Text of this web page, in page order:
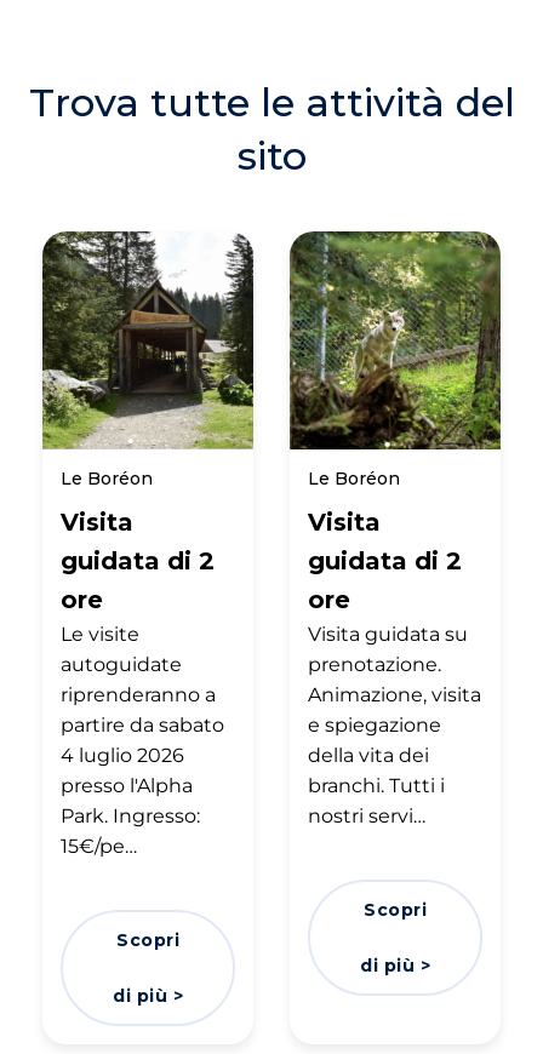
Trova tutte le attività del
sito
Le Boréon
Visita
guidata di 2
ore
Le visite
autoguidate
riprenderanno a
partire da sabato
4 luglio 2026
presso l'Alpha
Park. Ingresso:
15€/pe…
Scopri
di più >
Le Boréon
Visita
guidata di 2
ore
Visita guidata su
prenotazione.
Animazione, visita
e spiegazione
della vita dei
branchi. Tutti i
nostri servi…
Scopri
di più >